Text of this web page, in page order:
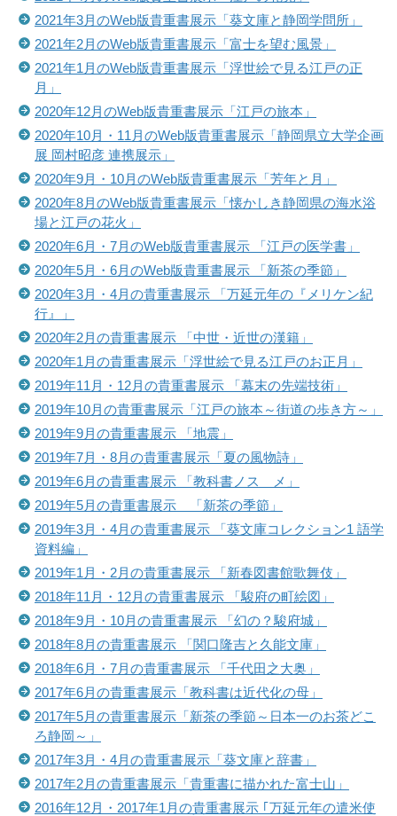
2021年3月のWeb版貴重書展示「葵文庫と静岡学問所」
2021年2月のWeb版貴重書展示「富士を望む風景」
2021年1月のWeb版貴重書展示「浮世絵で見る江戸の正
月」
2020年12月のWeb版貴重書展示「江戸の旅本」
2020年10月・11月のWeb版貴重書展示「静岡県立大学企画
展 岡村昭彦 連携展示」
2020年9月・10月のWeb版貴重書展示「芳年と月」
2020年8月のWeb版貴重書展示「懐かしき静岡県の海水浴
場と江戸の花火」
2020年6月・7月のWeb版貴重書展示 「江戸の医学書」
2020年5月・6月のWeb版貴重書展示 「新茶の季節」
2020年3月・4月の貴重書展示 「万延元年の『メリケン紀
行』」
2020年2月の貴重書展示 「中世・近世の漢籍」
2020年1月の貴重書展示「浮世絵で見る江戸のお正月」
2019年11月・12月の貴重書展示 「幕末の先端技術」
2019年10月の貴重書展示「江戸の旅本～街道の歩き方～」
2019年9月の貴重書展示 「地震」
2019年7月・8月の貴重書展示「夏の風物詩」
2019年6月の貴重書展示 「教科書ノスゝメ」
2019年5月の貴重書展示 「新茶の季節」
2019年3月・4月の貴重書展示 「葵文庫コレクション1 語学
資料編」
2019年1月・2月の貴重書展示 「新春図書館歌舞伎」
2018年11月・12月の貴重書展示 「駿府の町絵図」
2018年9月・10月の貴重書展示 「幻の？駿府城」
2018年8月の貴重書展示 「関口隆吉と久能文庫」
2018年6月・7月の貴重書展示 「千代田之大奥」
2017年6月の貴重書展示「教科書は近代化の母」
2017年5月の貴重書展示「新茶の季節～日本一のお茶どこ
ろ静岡～」
2017年3月・4月の貴重書展示「葵文庫と辞書」
2017年2月の貴重書展示「貴重書に描かれた富士山」
2016年12月・2017年1月の貴重書展示 ｢万延元年の遣米使